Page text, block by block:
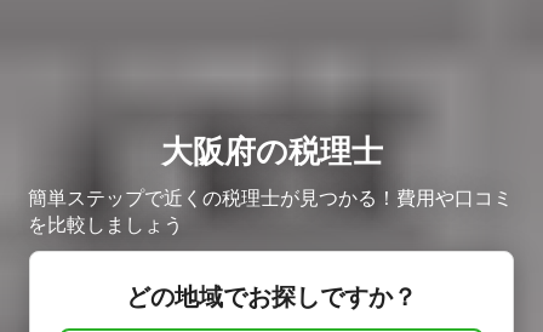
大阪府の税理士
簡単ステップで近くの税理士が見つかる！費用や口コミ
を比較しましょう
どの地域でお探しですか？